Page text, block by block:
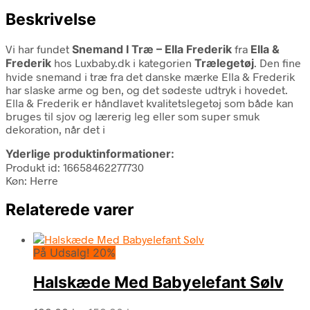
Beskrivelse
Vi har fundet Snemand I Træ – Ella Frederik fra Ella &
Frederik hos Luxbaby.dk i kategorien Trælegetøj. Den fine
hvide snemand i træ fra det danske mærke Ella & Frederik
har slaske arme og ben, og det sødeste udtryk i hovedet.
Ella & Frederik er håndlavet kvalitetslegetøj som både kan
bruges til sjov og lærerig leg eller som super smuk
dekoration, når det i
Yderlige produktinformationer:
Produkt id: 16658462277730
Køn: Herre
Relaterede varer
På Udsalg! 20%
Halskæde Med Babyelefant Sølv